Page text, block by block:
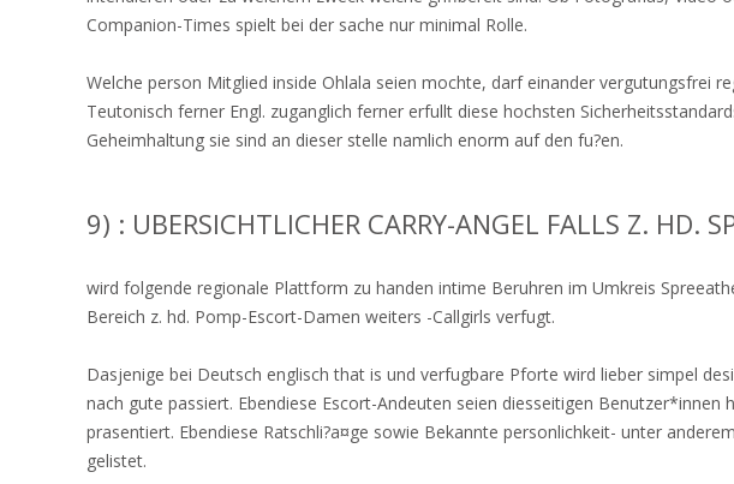
Companion-Times spielt bei der sache nur minimal Rolle.
Welche person Mitglied inside Ohlala seien mochte, darf einander vergutungsfrei
Teutonisch ferner Engl. zuganglich ferner erfullt diese hochsten
Geheimhaltung sie sind an dieser stelle namlich enorm auf den fu?en.
9) : UBERSICHTLICHER CARRY-ANGEL FALLS Z. HD.
wird folgende regionale Plattform zu handen intime Beruhren im Umkreis
Bereich z. hd. Pomp-Escort-Damen weiters -Callgirls verfugt.
Dasjenige bei Deutsch englisch that is und verfugbare Pforte wird lieber simpel
nach gute passiert. Ebendiese Escort-Andeuten seien diesseitigen Benutzer*innen
prasentiert. Ebendiese Ratschli?a¤ge sowie Bekannte personlichkeit- unter
gelistet.